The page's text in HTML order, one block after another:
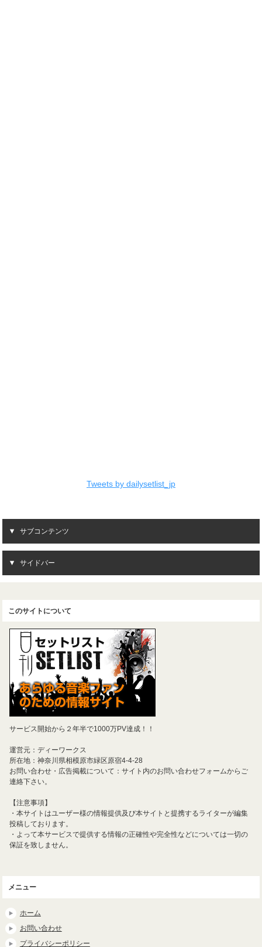
Tweets by dailysetlist_jp
サブコンテンツ
サイドバー
このサイトについて
サービス開始から２年半で1000万PV達成！！
運営元：ディーワークス
所在地：神奈川県相模原市緑区原宿4-4-28
お問い合わせ・広告掲載について：サイト内のお問い合わせフォームからご
連絡下さい。
【注意事項】
・本サイトはユーザー様の情報提供及び本サイトと提携するライターが編集
投稿しております。
・よって本サービスで提供する情報の正確性や完全性などについては一切の
保証を致しません。
メニュー
ホーム
お問い合わせ
プライバシーポリシー